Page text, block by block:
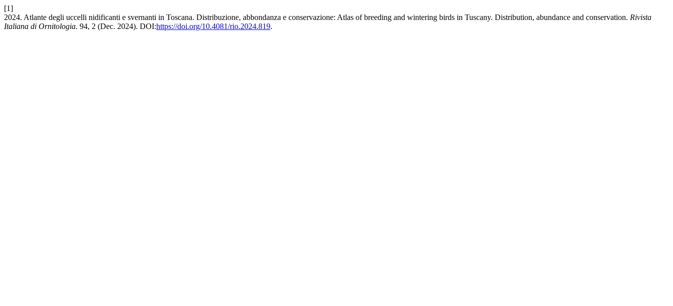
[1]
2024. Atlante degli uccelli nidificanti e svernanti in Toscana. Distribuzione, abbondanza e conservazione: Atlas of breeding and wintering birds in Tuscany. Distribution, abundance and conservation. Rivista
Italiana di Ornitologia. 94, 2 (Dec. 2024). DOI:https://doi.org/10.4081/rio.2024.819.